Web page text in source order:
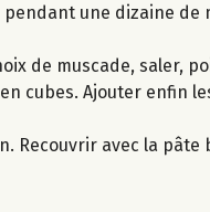
une dizaine de
de muscade, saler,
cubes. Ajouter enfin
Recouvrir avec la